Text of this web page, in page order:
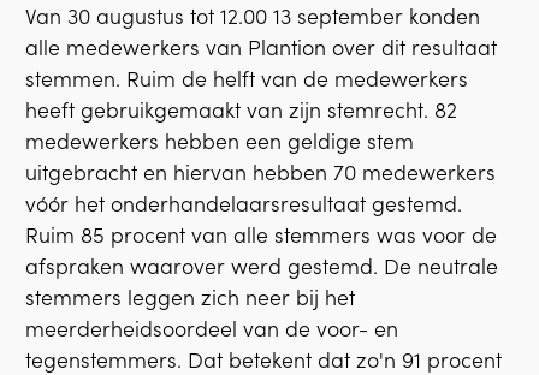
Van 30 augustus tot 12.00 13 september konden
alle medewerkers van Plantion over dit resultaat
stemmen. Ruim de helft van de medewerkers
heeft gebruikgemaakt van zijn stemrecht. 82
medewerkers hebben een geldige stem
uitgebracht en hiervan hebben 70 medewerkers
vóór het onderhandelaarsresultaat gestemd.
Ruim 85 procent van alle stemmers was voor de
afspraken waarover werd gestemd. De neutrale
stemmers leggen zich neer bij het
meerderheidsoordeel van de voor- en
tegenstemmers. Dat betekent dat zo'n 91 procent